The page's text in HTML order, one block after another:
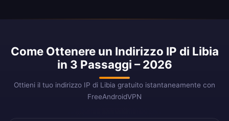
Come Ottenere un Indirizzo IP di Libia
in 3 Passaggi – 2026
Ottieni il tuo indirizzo IP di Libia gratuito istantaneamente con
FreeAndroidVPN